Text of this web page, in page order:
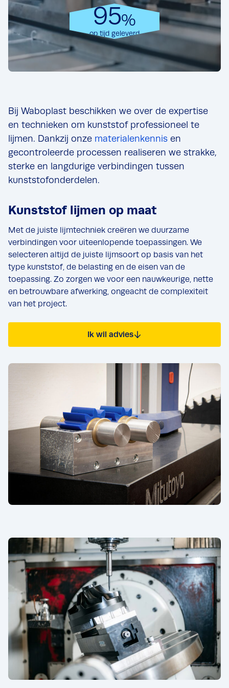
95%
op tijd geleverd
Bij Waboplast beschikken we over de expertise
en technieken om kunststof professioneel te
lijmen. Dankzij onze materialenkennis en
gecontroleerde processen realiseren we strakke,
sterke en langdurige verbindingen tussen
kunststofonderdelen.
Kunststof lijmen op maat
Met de juiste lijmtechniek creëren we duurzame
verbindingen voor uiteenlopende toepassingen. We
selecteren altijd de juiste lijmsoort op basis van het
type kunststof, de belasting en de eisen van de
toepassing. Zo zorgen we voor een nauwkeurige, nette
en betrouwbare afwerking, ongeacht de complexiteit
van het project.
Ik wil advies